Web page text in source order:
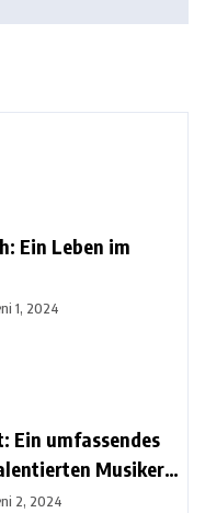
Ein Leben im
1, 2024
Ein umfassendes
Musikers
2, 2024